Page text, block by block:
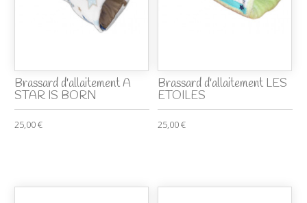
Brassard d'allaitement A
STAR IS BORN
25,00 €
Brassard d'allaitement LES
ETOILES
25,00 €